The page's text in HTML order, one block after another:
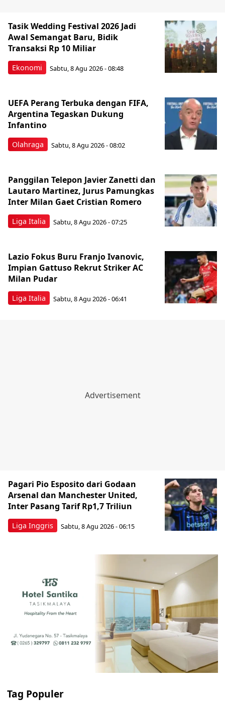
Ekonomi
Tasik Wedding Festival 2026 Jadi
Awal Semangat Baru, Bidik
Transaksi Rp 10 Miliar
Sabtu, 8 Agu 2026 - 08:48
Olahraga
UEFA Perang Terbuka dengan FIFA,
Argentina Tegaskan Dukung
Infantino
Sabtu, 8 Agu 2026 - 08:02
Liga Italia
Panggilan Telepon Javier Zanetti dan
Lautaro Martinez, Jurus Pamungkas
Inter Milan Gaet Cristian Romero
Sabtu, 8 Agu 2026 - 07:25
Liga Italia
Lazio Fokus Buru Franjo Ivanovic,
Impian Gattuso Rekrut Striker AC
Milan Pudar
Sabtu, 8 Agu 2026 - 06:41
Liga Inggris
Pagari Pio Esposito dari Godaan
Arsenal dan Manchester United,
Inter Pasang Tarif Rp1,7 Triliun
Sabtu, 8 Agu 2026 - 06:15
Tag Populer